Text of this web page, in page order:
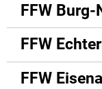
FFW Burg-
FFW
FFW